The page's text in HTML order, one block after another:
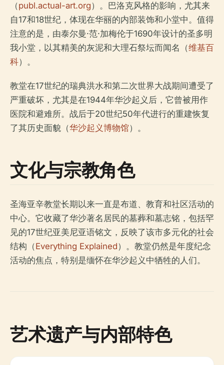
（publ.actual-art.org）。巴洛克风格的影响，尤其来
自17和18世纪，体现在华丽的内部装饰和小堂中。值得
注意的是，由泰尔曼·范·加梅伦于1690年设计的圣多明
我小堂，以其精美的灰泥和大理石祭坛而闻名（维基百
科）。
教堂在17世纪的瑞典洪水和第二次世界大战期间遭受了
严重破坏，尤其是在1944年华沙起义后，它曾被用作
医院和避难所。战后于20世纪50年代进行的重建恢复
了其历史面貌（华沙起义博物馆）。
文化与宗教角色
圣海亚辛教堂长期以来一直是布道、教育和社区活动的
中心。它收藏了华沙著名居民的墓葬和墓志铭，包括罕
见的17世纪亚美尼亚语铭文，反映了该市多元化的社会
结构（Everything Explained）。教堂仍然是年度纪念
活动的焦点，特别是缅怀在华沙起义中牺牲的人们。
艺术遗产与内部特色